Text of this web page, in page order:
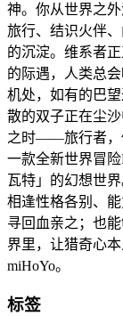
神。你从世界之
旅行、结识火伴
的沉淀。维系者
的际遇，人类总
机处，如有的巴
散的双子正在尘
之时——旅行者，
一款全新世界冒
瓦特」的幻想世
相逢性格各别、
寻回血亲之；也
界里，让猎奇心
miHoYo。
标签